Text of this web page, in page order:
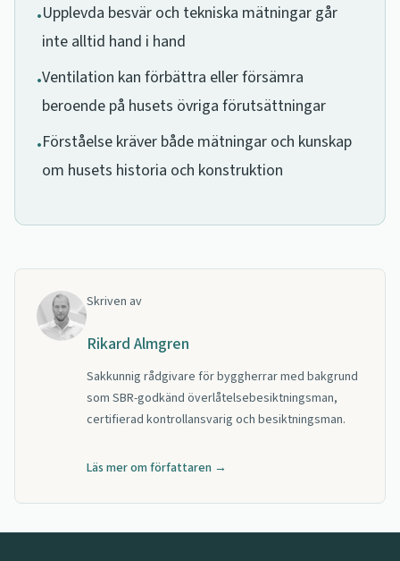
•Upplevda besvär och tekniska mätningar går
inte alltid hand i hand
•Ventilation kan förbättra eller försämra
beroende på husets övriga förutsättningar
•Förståelse kräver både mätningar och kunskap
om husets historia och konstruktion
Skriven av
Rikard Almgren
Sakkunnig rådgivare för byggherrar med bakgrund
som SBR-godkänd överlåtelsebesiktningsman,
certifierad kontrollansvarig och besiktningsman.
Läs mer om författaren →